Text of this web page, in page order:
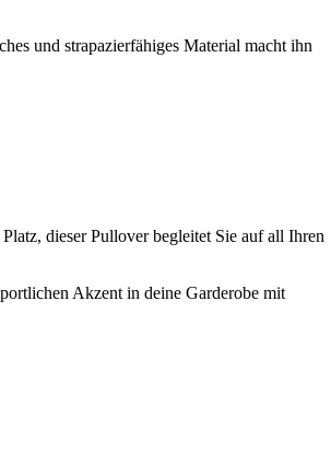
und strapazierfähiges Material macht ihn
dieser Pullover begleitet Sie auf all Ihren
Akzent in deine Garderobe mit